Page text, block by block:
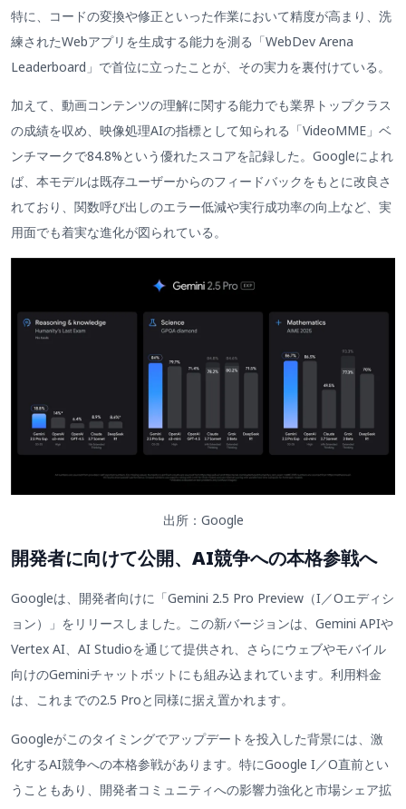
特に、コードの変換や修正といった作業において精度が高まり、洗
練されたWebアプリを生成する能力を測る「WebDev Arena
Leaderboard」で首位に立ったことが、その実力を裏付けている。
加えて、動画コンテンツの理解に関する能力でも業界トップクラス
の成績を収め、映像処理AIの指標として知られる「VideoMME」ベ
ンチマークで84.8%という優れたスコアを記録した。Googleによれ
ば、本モデルは既存ユーザーからのフィードバックをもとに改良さ
れており、関数呼び出しのエラー低減や実行成功率の向上など、実
用面でも着実な進化が図られている。
出所：Google
開発者に向けて公開、AI競争への本格参戦へ
Googleは、開発者向けに「Gemini 2.5 Pro Preview（I／Oエディシ
ョン）」をリリースしました。この新バージョンは、Gemini APIや
Vertex AI、AI Studioを通じて提供され、さらにウェブやモバイル
向けのGeminiチャットボットにも組み込まれています。利用料金
は、これまでの2.5 Proと同様に据え置かれます。
Googleがこのタイミングでアップデートを投入した背景には、激
化するAI競争への本格参戦があります。特にGoogle I／O直前とい
うこともあり、開発者コミュニティへの影響力強化と市場シェア拡